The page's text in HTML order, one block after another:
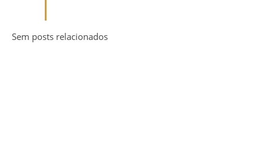
Sem posts relacionados